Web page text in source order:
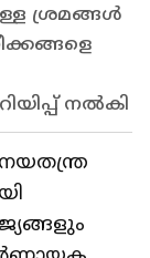
ശ്രമങ്ങൾ
നൽകി